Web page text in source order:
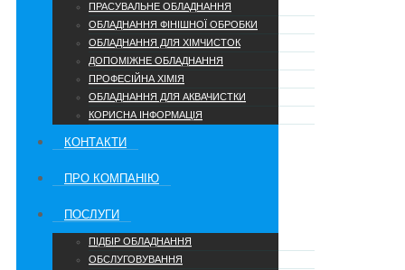
ПРАСУВАЛЬНЕ ОБЛАДНАННЯ
ОБЛАДНАННЯ ФІНІШНОЇ ОБРОБКИ
ОБЛАДНАННЯ ДЛЯ ХІМЧИСТОК
ДОПОМІЖНЕ ОБЛАДНАННЯ
ПРОФЕСІЙНА ХІМІЯ
ОБЛАДНАННЯ ДЛЯ АКВАЧИСТКИ
КОРИСНА ІНФОРМАЦІЯ
КОНТАКТИ
ПРО КОМПАНІЮ
ПОСЛУГИ
ПІДБІР ОБЛАДНАННЯ
ОБСЛУГОВУВАННЯ